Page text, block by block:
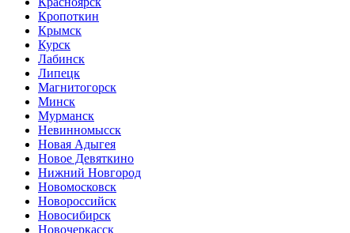
Кропоткин
Крымск
Курск
Лабинск
Липецк
Магнитогорск
Минск
Мурманск
Невинномысск
Новая Адыгея
Новое Девяткино
Нижний Новгород
Новомосковск
Новороссийск
Новосибирск
Новочеркасск